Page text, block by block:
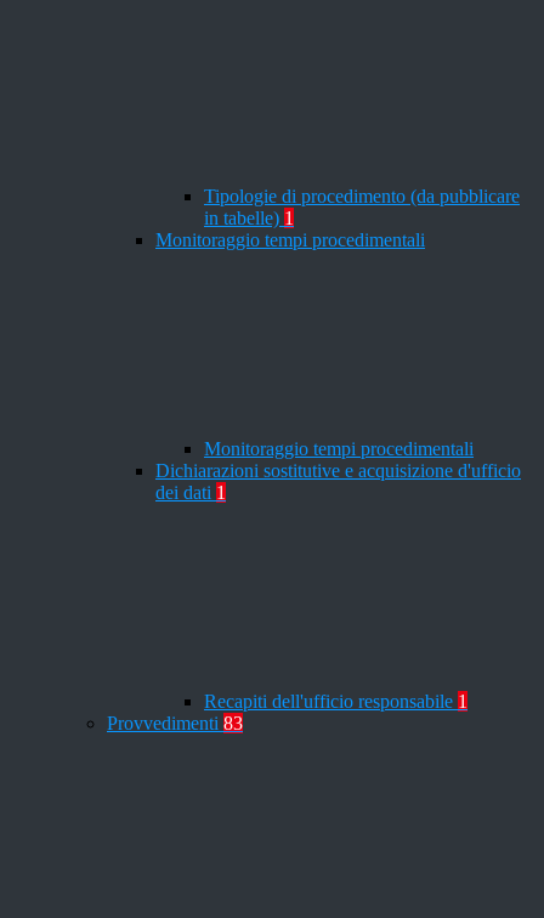
Tipologie di procedimento (da pubblicare
in tabelle) 1
Monitoraggio tempi procedimentali
Monitoraggio tempi procedimentali
Dichiarazioni sostitutive e acquisizione d'ufficio
dei dati 1
Recapiti dell'ufficio responsabile 1
Provvedimenti 83